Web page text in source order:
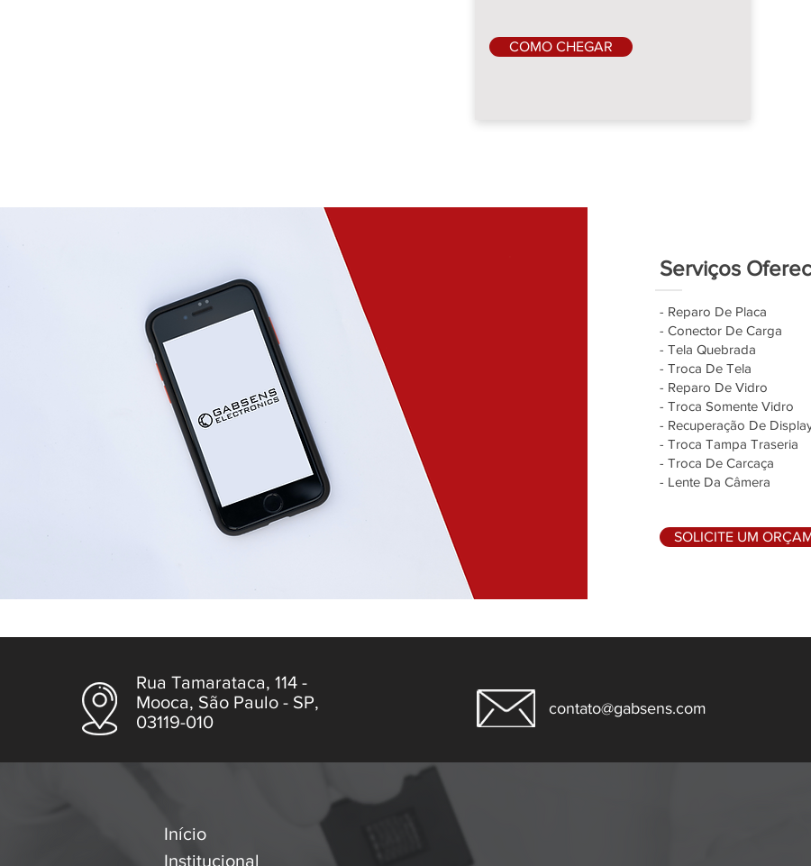
COMO CHEGAR
Serviços
- Reparo De Placa
- Conector De Carga
- Tela Quebrada
- Troca De Tela
- Reparo De Vidro
- Troca Somente Vidro
- Recuperação De
- Troca Tampa Traseria
- Troca De Carcaça
- Lente Da Câmera
SOLICITE UM
Rua Tamarataca, 114 -
Mooca, São Paulo - SP,
03119-010
contato@gabsens.com
Início
Institucional